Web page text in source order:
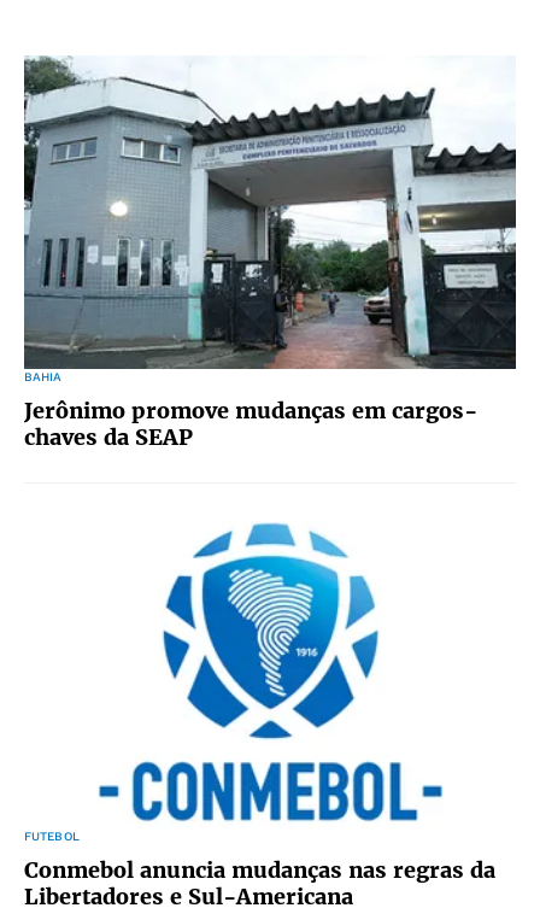
BAHIA
Jerônimo promove mudanças em cargos-
chaves da SEAP
FUTEBOL
Conmebol anuncia mudanças nas regras da
Libertadores e Sul-Americana